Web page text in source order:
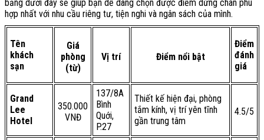
bảng dưới đây sẽ giúp bạn dễ dàng chọn được điểm dừng chân phù
hợp nhất với nhu cầu riêng tư, tiện nghi và ngân sách của mình.
Tên
khách
sạn
Giá
phòng
(từ)
Vị trí Điểm nổi bật
Điểm
đánh
giá
Grand
Lee
Hotel
350.000
VNĐ
137/8A
Bình
Quới,
P.27
Thiết kế hiện đại, phòng
tắm kính, vị trí yên tĩnh
gần trung tâm
4.5/5